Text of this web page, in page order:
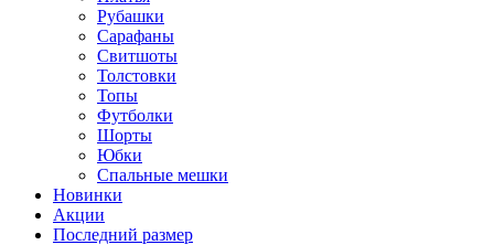
Рубашки
Сарафаны
Свитшоты
Толстовки
Топы
Футболки
Шорты
Юбки
Спальные мешки
Новинки
Акции
Последний размер